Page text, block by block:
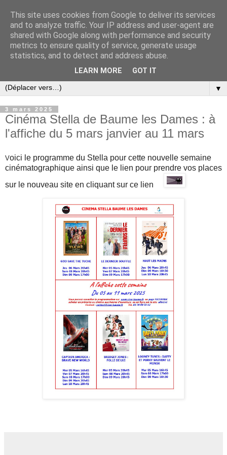
▼
3 mars 2025
Cinéma Stella de Baume les Dames : à
l'affiche du 5 mars janvier au 11 mars
Voici le programme du Stella pour cette nouvelle semaine
cinématographique ainsi que l e lien pour prendre vos places
sur le nouveau site en cliquant sur ce lien
This site uses cookies from Google to deliver its services
and to analyze traffic. Your IP address and user-agent are
shared with Google along with performance and security
metrics to ensure quality of service, generate usage
statistics, and to detect and address abuse.
LEARN MORE GOT IT